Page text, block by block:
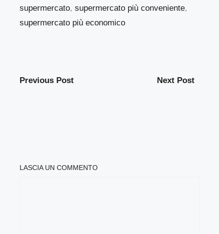
supermercato, supermercato più conveniente,
supermercato più economico
Previous Post Next Post
LASCIA UN COMMENTO